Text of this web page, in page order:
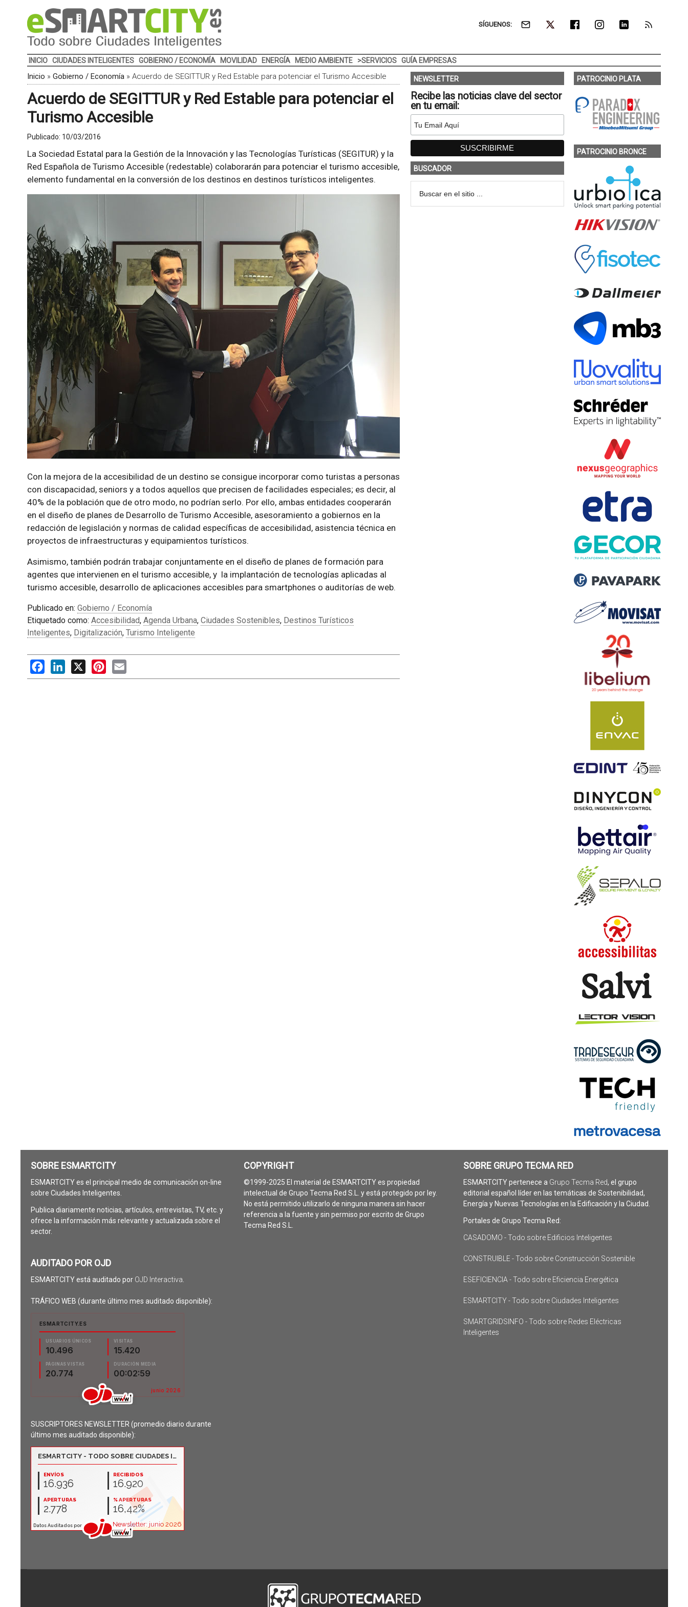
SÍGUENOS:
INICIO CIUDADES INTELIGENTES GOBIERNO / ECONOMÍA MOVILIDAD ENERGÍA MEDIO AMBIENTE >SERVICIOS GUÍA EMPRESAS
Inicio » Gobierno / Economía» Acuerdo de SEGITTUR y Red Estable para potenciar el Turismo Accesible
Acuerdo de SEGITTUR y Red Estable para potenciar el
Turismo Accesible
Publicado: 10/03/2016
La Sociedad Estatal para la Gestión de la Innovación y las Tecnologías Turísticas (SEGITUR) y la
Red Española de Turismo Accesible (redestable) colaborarán para potenciar el turismo accesible,
elemento fundamental en la conversión de los destinos en destinos turísticos inteligentes.
Con la mejora de la accesibilidad de un destino se consigue incorporar como turistas a personas
con discapacidad, seniors y a todos aquellos que precisen de facilidades especiales; es decir, al
40% de la población que de otro modo, no podrían serlo. Por ello, ambas entidades cooperarán
en el diseño de planes de Desarrollo de Turismo Accesible, asesoramiento a gobiernos en la
redacción de legislación y normas de calidad específicas de accesibilidad, asistencia técnica en
proyectos de infraestructuras y equipamientos turísticos.
Asimismo, también podrán trabajar conjuntamente en el diseño de planes de formación para
agentes que intervienen en el turismo accesible, y la implantación de tecnologías aplicadas al
turismo accesible, desarrollo de aplicaciones accesibles para smartphones o auditorías de web.
Publicado en: Gobierno / Economía
Etiquetado como: Accesibilidad, Agenda Urbana, Ciudades Sostenibles, Destinos Turísticos
Inteligentes, Digitalización, Turismo Inteligente
FacebookLinkedIn
X PinterestEmail
NEWSLETTER
Recibe las noticias clave del sector
en tu email:
BUSCADOR
PATROCINIO PLATA
PATROCINIO BRONCE
SOBRE ESMARTCITY
ESMARTCITY es el principal medio de comunicación on-line
sobre Ciudades Inteligentes.
Publica diariamente noticias, artículos, entrevistas, TV, etc. y
ofrece la información más relevante y actualizada sobre el
sector.
AUDITADO POR OJD
ESMARTCITY está auditado por OJD Interactiva
TRÁFICO WEB (durante último mes auditado disponible):
SUSCRIPTORES NEWSLETTER (promedio diario durante
último mes auditado disponible):
COPYRIGHT
©1999-2025 El material de ESMARTCITY es propiedad
intelectual de Grupo Tecma Red S.L. y está protegido por ley.
No está permitido utilizarlo de ninguna manera sin hacer
referencia a la fuente y sin permiso por escrito de Grupo
Tecma Red S.L.
SOBRE GRUPO TECMA RED
ESMARTCITY pertenece a Grupo Tecma Red, el grupo
editorial español líder en las temáticas de Sostenibilidad,
Energía y Nuevas Tecnologías en la Edificación y la Ciudad.
Portales de Grupo Tecma Red:
CASADOMO - Todo sobre Edificios Inteligentes
CONSTRUIBLE - Todo sobre Construcción Sostenible
ESEFICIENCIA - Todo sobre Eficiencia Energética
ESMARTCITY - Todo sobre Ciudades Inteligentes
SMARTGRIDSINFO - Todo sobre Redes Eléctricas
Inteligentes